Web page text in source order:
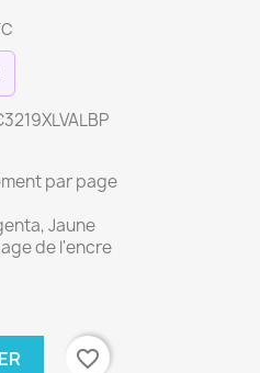
par page
Jaune
de l'encre
favorite_border